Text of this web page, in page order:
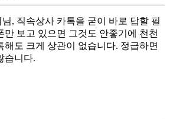
, 직속상사 카톡을 굳이 바로 답할 필
만 보고 있으면 그것도 안좋기에 천천
해도 크게 상관이 없습니다. 정급하면
습니다.